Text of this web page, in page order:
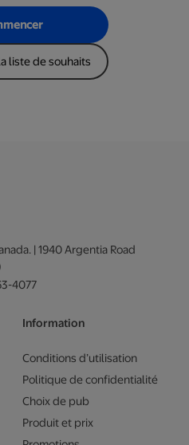
liste de souhaits
| 1940 Argentia Road
4077
Information
Conditions d’utilisation
Politique de confidentialité
Choix de pub
Produit et prix